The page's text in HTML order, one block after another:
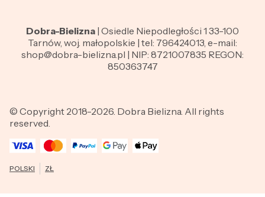
Dobra-Bielizna | Osiedle Niepodległości 1 33-100
Tarnów, woj. małopolskie | tel: 796424013, e-mail:
shop@dobra-bielizna.pl | NIP: 8721007835 REGON:
850363747
© Copyright 2018-2026. Dobra Bielizna. All rights
reserved.
POLSKI ZŁ